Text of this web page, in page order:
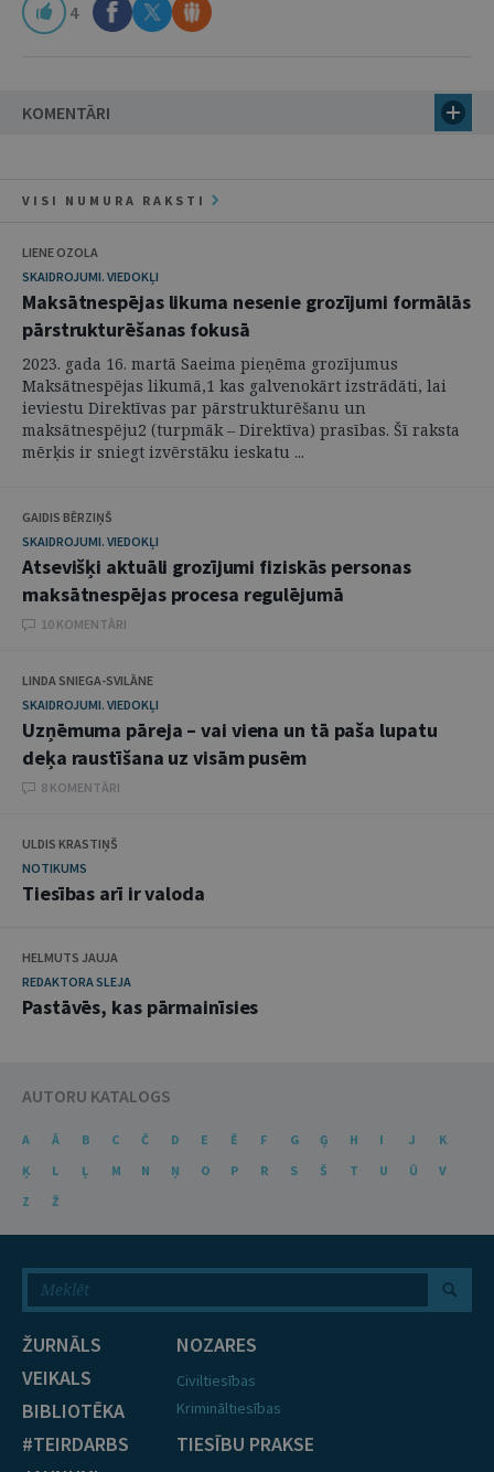
4
KOMENTĀRI
VISI NUMURA RAKSTI
LIENE OZOLA
SKAIDROJUMI. VIEDOKĻI
Maksātnespējas likuma nesenie grozījumi formālās
pārstrukturēšanas fokusā
2023. gada 16. martā Saeima pieņēma grozījumus
Maksātnespējas likumā,1 kas galvenokārt izstrādāti, lai
ieviestu Direktīvas par pārstrukturēšanu un
maksātnespēju2 (turpmāk – Direktīva) prasības. Šī raksta
mērķis ir sniegt izvērstāku ieskatu ...
GAIDIS BĒRZIŅŠ
SKAIDROJUMI. VIEDOKĻI
Atsevišķi aktuāli grozījumi fiziskās personas
maksātnespējas procesa regulējumā
10 KOMENTĀRI
LINDA SNIEGA-SVILĀNE
SKAIDROJUMI. VIEDOKĻI
Uzņēmuma pāreja – vai viena un tā paša lupatu
deķa raustīšana uz visām pusēm
8 KOMENTĀRI
ULDIS KRASTIŅŠ
NOTIKUMS
Tiesības arī ir valoda
HELMUTS JAUJA
REDAKTORA SLEJA
Pastāvēs, kas pārmainīsies
AUTORU KATALOGS
A Ā B C Č D E Ē F G Ģ H I J
K
Ķ
L Ļ M N Ņ O P R S Š T U Ū
V
Z
Ž
ŽURNĀLS
VEIKALS
BIBLIOTĒKA
#TEIRDARBS
NOZARES
Civiltiesības
Krimināltiesības
TIESĪBU PRAKSE